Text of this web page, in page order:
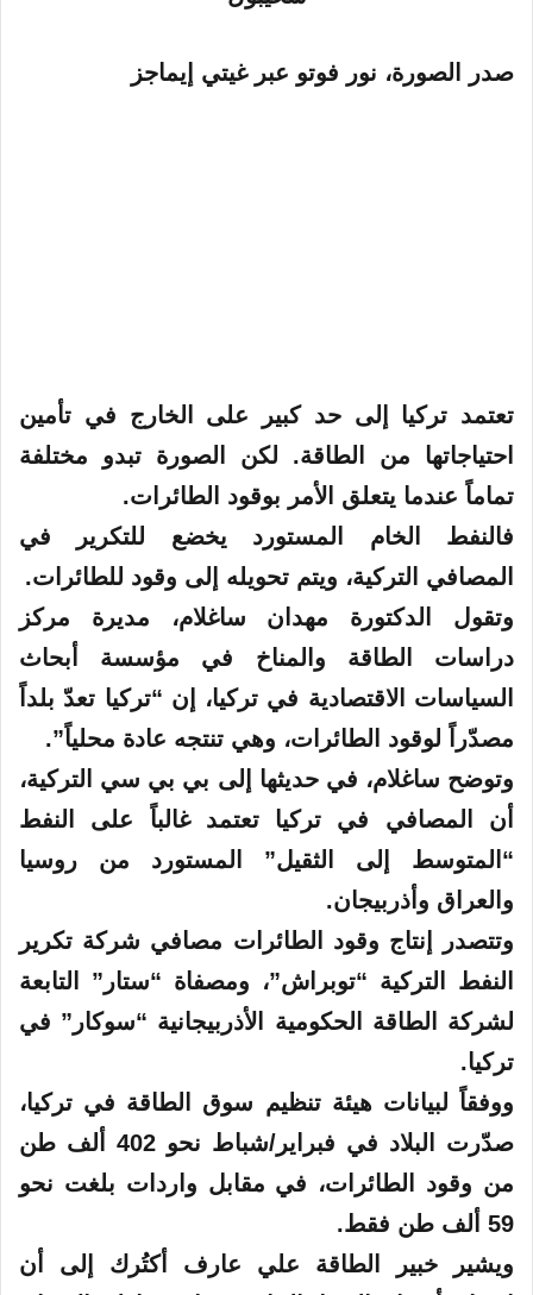
صدر الصورة، نور فوتو عبر غيتي إيماجز
تعتمد تركيا إلى حد كبير على الخارج في تأمين
احتياجاتها من الطاقة. لكن الصورة تبدو مختلفة
تماماً عندما يتعلق الأمر بوقود الطائرات.
فالنفط الخام المستورد يخضع للتكرير في
المصافي التركية، ويتم تحويله إلى وقود للطائرات.
وتقول الدكتورة مهدان ساغلام، مديرة مركز
دراسات الطاقة والمناخ في مؤسسة أبحاث
السياسات الاقتصادية في تركيا، إن “تركيا تعدّ بلداً
مصدّراً لوقود الطائرات، وهي تنتجه عادة محلياً”.
وتوضح ساغلام، في حديثها إلى بي بي سي التركية،
أن المصافي في تركيا تعتمد غالباً على النفط
“المتوسط إلى الثقيل” المستورد من روسيا
والعراق وأذربيجان.
وتتصدر إنتاج وقود الطائرات مصافي شركة تكرير
النفط التركية “توبراش”، ومصفاة “ستار” التابعة
لشركة الطاقة الحكومية الأذربيجانية “سوكار” في
تركيا.
ووفقاً لبيانات هيئة تنظيم سوق الطاقة في تركيا،
صدّرت البلاد في فبراير/شباط نحو 402 ألف طن
من وقود الطائرات، في مقابل واردات بلغت نحو
59 ألف طن فقط.
ويشير خبير الطاقة علي عارف أكتُرك إلى أن